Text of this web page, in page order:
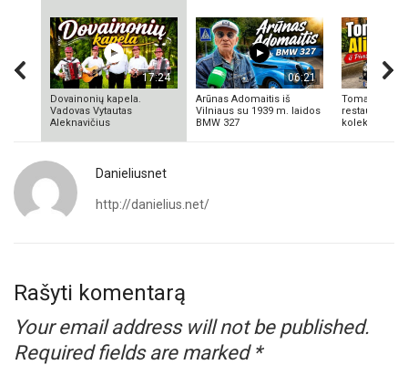
17:24
Dovainonių kapela.
Vadovas Vytautas
Aleknavičius
06:21
Arūnas Adomaitis iš
Vilniaus su 1939 m. laidos
BMW 327
Tomas
Danieliusnet
http://danielius.net/
Rašyti komentarą
Your email address will not be published.
Required fields are marked *